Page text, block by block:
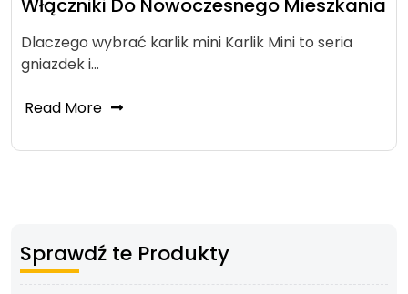
Włączniki Do Nowoczesnego Mieszkania
Dlaczego wybrać karlik mini Karlik Mini to seria
gniazdek i…
Read More
Sprawdź te Produkty